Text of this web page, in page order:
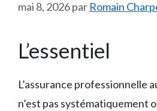
mai 8, 2026par Romain
L’essentiel
L’assurance professionnelle
n’est pas systématiquement